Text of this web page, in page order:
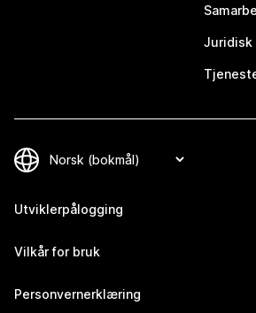
Juridisk
Utviklerpålogging
Vilkår for bruk
Personvernerklæring